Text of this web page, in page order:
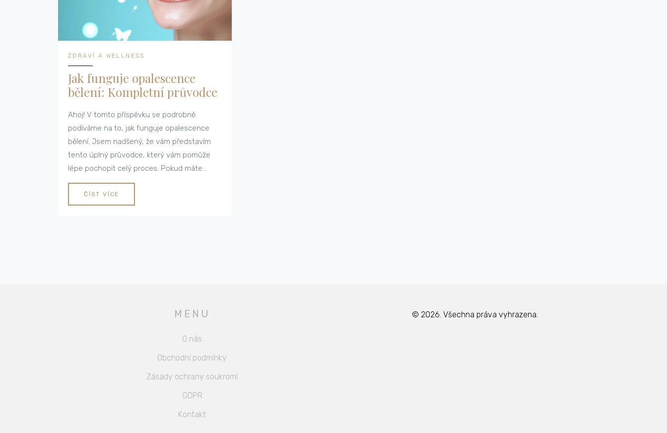
ZDRAVÍ A WELLNESS
Jak funguje opalescence
bělení: Kompletní průvodce
Ahoj! V tomto příspěvku se podrobně
podíváme na to, jak funguje opalescence
bělení. Jsem nadšený, že vám představím
tento úplný průvodce, který vám pomůže
lépe pochopit celý proces. Pokud máte
zájem o zubní kosmetiku a chcete vědět více
o bělících produktech, jste na správném
místě. Pojďme na to společně!
ČÍST VÍCE
MENU
O nás
Obchodní podmínky
Zásady ochrany soukromí
GDPR
Kontakt
© 2026. Všechna práva vyhrazena.